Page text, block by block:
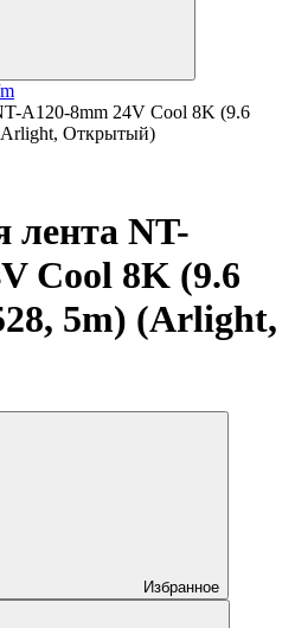
A120-8mm 24V Cool 8K (9.6
Открытый)
лента NT-
Cool 8K (9.6
5m) (Arlight,
Избранное